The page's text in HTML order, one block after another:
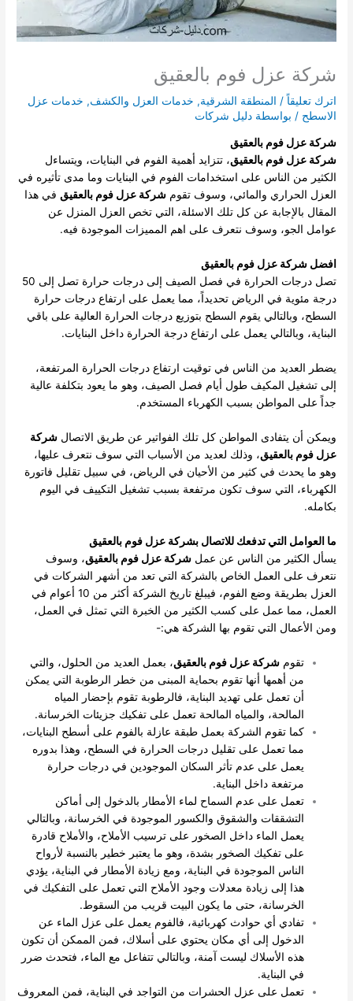
شركة عزل فوم بالعقيق
اترك تعليقاً / المنطقة الشرقية, خدمات العزل والكشف, خدمات عزل
الاسطح / بواسطة دليل شركات
شركة عزل فوم بالعقيق
شركة عزل فوم بالعقيق، تتزايد أهمية الفوم في البنايات، ويتساءل
الكثير من الناس على استخدامات الفوم في البنايات وما مدى تأثيره في
العزل الحراري والمائي، وسوف تقومشركة عزل فوم بالعقيق في هذا
المقال بالإجابة عن كل تلك الاسئلة، التي تخص العزل المنزل عن
عوامل الجو، وسوف نتعرف على اهم المميزات الموجودة فيه.
افضل شركة عزل فوم بالعقيق
تصل درجات الحرارة في فصل الصيف إلى درجات حرارة تصل إلى 50
درجة مئوية في الرياض تحديداً، مما يعمل على ارتفاع درجات حرارة
السطح، وبالتالي يقوم السطح بتوزيع درجات الحرارة العالية على باقي
البناية، وبالتالي يعمل على ارتفاع درجة الحرارة داخل البنايات.
يضطر العديد من الناس في توقيت ارتفاع درجات الحرارة المرتفعة،
إلى تشغيل المكيف طول أيام فصل الصيف، وهو ما يعود بتكلفة عالية
جداً على المواطن بسبب الكهرباء المستخدم.
ويمكن أن يتفادى المواطن كل تلك الفواتير عن طريق الاتصالشركة
عزل فوم بالعقيق، وذلك لعديد من الأسباب التي سوف نتعرف عليها،
وهو ما يحدث في كثير من الأحيان في الرياض، في سبيل تقليل فاتورة
الكهرباء، التي سوف تكون مرتفعة بسبب تشغيل التكييف في اليوم
بكامله.
ما العوامل التي تدفعك للاتصال بشركة عزل فوم بالعقيق
يسأل الكثير من الناس عن عملشركة عزل فوم بالعقيق، وسوف
نتعرف على العمل الخاص بالشركة التي تعد من أشهر الشركات في
العزل بطريقة وضع الفوم، فيبلغ تاريخ الشركة أكثر من 10 أعوام في
العمل، مما عمل على كسب الكثير من الخبرة التي تمثل في العمل،
ومن الأعمال التي تقوم بها الشركة هي:-
تقومشركة عزل فوم بالعقيق، بعمل العديد من الحلول، والتي
من أهمها أنها تقوم بحماية المبنى من خطر الرطوبة التي يمكن
أن تعمل على تهديد البناية، فالرطوبة تقوم بإحضار المياه
المالحة، والمياه المالحة تعمل على تفكيك جزيئات الخرسانة.
كما تقوم الشركة بعمل طبقة عازلة بالفوم على أسطح البنايات،
مما تعمل على تقليل درجات الحرارة في السطح، وهذا بدوره
يعمل على عدم تأثر السكان الموجودين في درجات حرارة
مرتفعة داخل البناية.
تعمل على عدم السماح لماء الأمطار بالدخول إلى أماكن
التشققات والشقوق والكسور الموجودة في الخرسانة، وبالتالي
يعمل الماء داخل الصخور على ترسيب الأملاح، والأملاح قادرة
على تفكيك الصخور بشدة، وهو ما يعتبر خطير بالنسبة لأرواح
الناس الموجودة في البناية، ومع زيادة الأمطار في البناية، يؤدي
هذا إلى زيادة معدلات وجود الأملاح التي تعمل على التفكيك في
الخرسانة، حتى ما يكون البيت قريب من السقوط.
تفادي أي حوادث كهربائية، فالفوم يعمل على عزل الماء عن
الدخول إلى أي مكان يحتوي على أسلاك، فمن الممكن أن تكون
هذه الأسلاك ليست آمنة، وبالتالي تتفاعل مع الماء، فتحدث ضرر
في البناية.
تعمل على عزل الحشرات من التواجد في البناية، فمن المعروف